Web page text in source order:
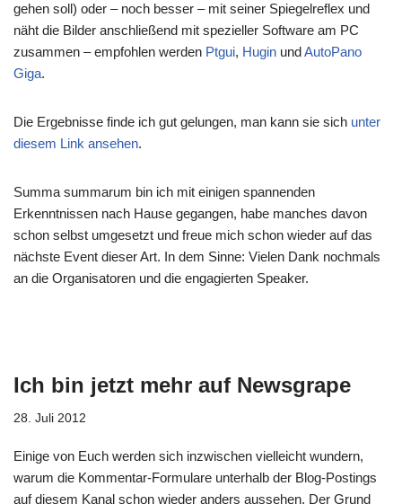
gehen soll) oder – noch besser – mit seiner Spiegelreflex und
näht die Bilder anschließend mit spezieller Software am PC
zusammen – empfohlen werden Ptgui, Hugin undAutoPano
Giga.
Die Ergebnisse finde ich gut gelungen, man kann sie sich unter
diesem Link ansehen.
Summa summarum bin ich mit einigen spannenden
Erkenntnissen nach Hause gegangen, habe manches davon
schon selbst umgesetzt und freue mich schon wieder auf das
nächste Event dieser Art. In dem Sinne: Vielen Dank nochmals
an die Organisatoren und die engagierten Speaker.
Ich bin jetzt mehr auf Newsgrape
28. Juli 2012
Einige von Euch werden sich inzwischen vielleicht wundern,
warum die Kommentar-Formulare unterhalb der Blog-Postings
auf diesem Kanal schon wieder anders aussehen. Der Grund